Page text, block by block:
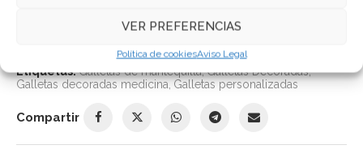
VER PREFERENCIAS
Política de cookiesAviso Legal
Etiquetas:Galletas de mantequilla,Galletas Decoradas,
Galletas decoradas medicina,Galletas personalizadas
Compartir